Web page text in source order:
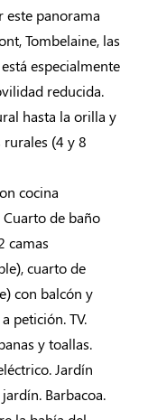
panorama
Tombelaine, las
especialmente
reducida.
hasta la orilla y
rurales (4 y 8
cocina
de baño
camas
cuarto de
con balcón y
petición. TV.
y toallas.
Jardín
Barbacoa.